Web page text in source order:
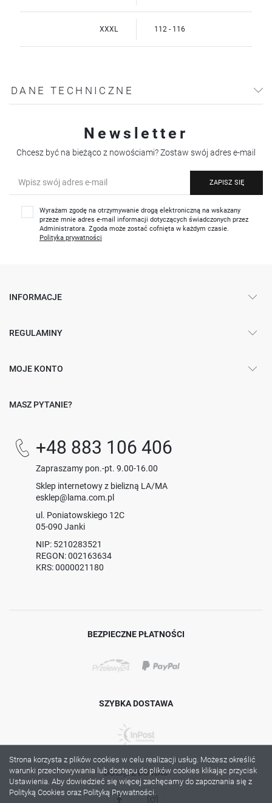
XXXL 112 - 116
DANE TECHNICZNE
Newsletter
Chcesz być na bieżąco z nowościami? Zostaw swój adres e-mail
ZAPISZ SIĘ
Wyrażam zgodę na otrzymywanie drogą elektroniczną na wskazany
przeze mnie adres e-mail informacji dotyczących świadczonych przez
Administratora. Zgoda może zostać cofnięta w każdym czasie.
Polityka prywatności
INFORMACJE
REGULAMINY
MOJE KONTO
MASZ PYTANIE?
+48 883 106 406
Zapraszamy pon.-pt. 9.00-16.00
Sklep internetowy z bielizną LA/MA
esklep@lama.com.pl
ul. Poniatowskiego 12C
05-090 Janki
NIP: 5210283521
REGON: 002163634
KRS: 0000021180
BEZPIECZNE PŁATNOŚCI
SZYBKA DOSTAWA
DOŁĄCZ DO NAS
Strona korzysta z plików cookies w celu realizacji usług. Możesz określić
warunki przechowywania lub dostępu do plików cookies klikając przycisk
Ustawienia. Aby dowiedzieć się więcej zachęcamy do zapoznania się z
Polityką Cookies oraz Polityką Prywatności.